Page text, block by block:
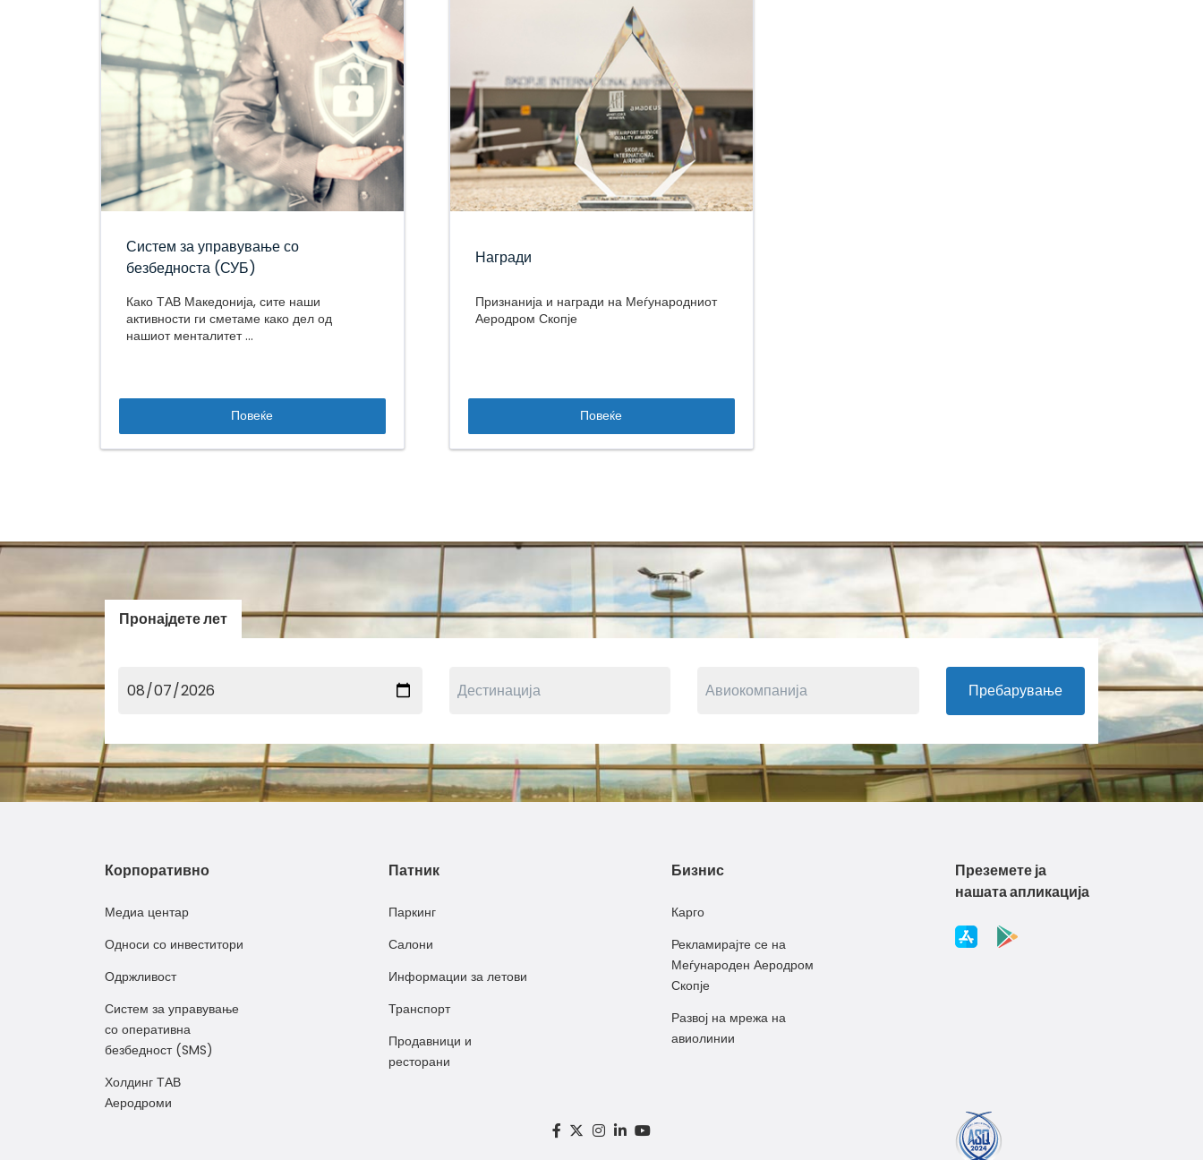
Систем за управување со
безбедноста (СУБ)
Како ТАВ Македонија, сите наши
активности ги сметаме како дел од
нашиот менталитет ...
Повеќе
Награди
Признанија и награди на Меѓународниот
Аеродром Скопје
Повеќе
Пронајдете лет
Пребарување
Корпоративно
Медиа центар
Односи со инвеститори
Одржливост
Систем за управување
со оперативна
безбедност (SMS)
Холдинг ТАВ
Аеродроми
Патник
Паркинг
Салони
Информации за летови
Транспорт
Продавници и
ресторани
Бизнис
Карго
Рекламирајте се на
Меѓународен Аеродром
Скопје
Развој на мрежа на
авиолинии
Преземете ја
нашата апликација